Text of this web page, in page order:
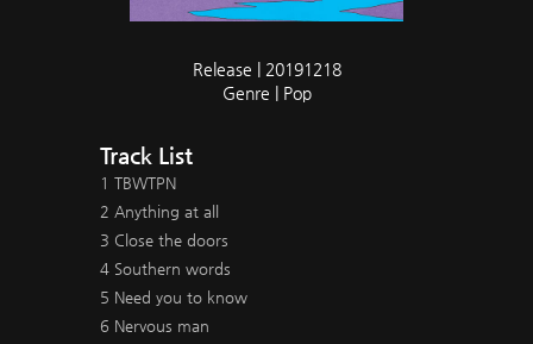
Release | 20191218
Genre | Pop
Track List
1 TBWTPN
2 Anything at all
3 Close the doors
4 Southern words
5 Need you to know
6 Nervous man